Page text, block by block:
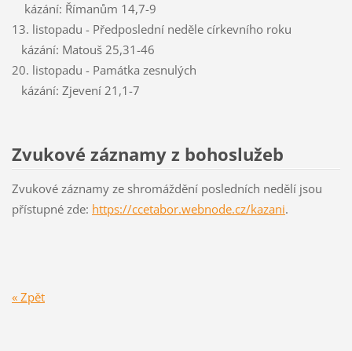
kázání: Římanům 14,7-9
13. listopadu - Předposlední neděle církevního roku
kázání: Matouš 25,31-46
20. listopadu - Památka zesnulých
kázání: Zjevení 21,1-7
Zvukové záznamy z bohoslužeb
Zvukové záznamy ze shromáždění posledních nedělí jsou
přístupné zde: https://ccetabor.webnode.cz/kazani.
« Zpět